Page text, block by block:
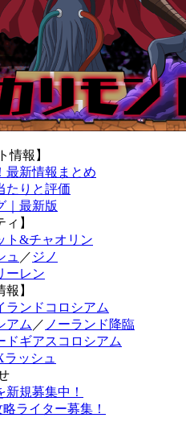
情報】
最新情報まとめ
たりと評価
｜最新版
】
ト&チャオリン
ュ ／ ジノ
ーレン
】
ランドコロシアム
アム ／ ノーランド降臨
ドギアスコロシアム
ラッシュ
規募集中！
ライター募集！